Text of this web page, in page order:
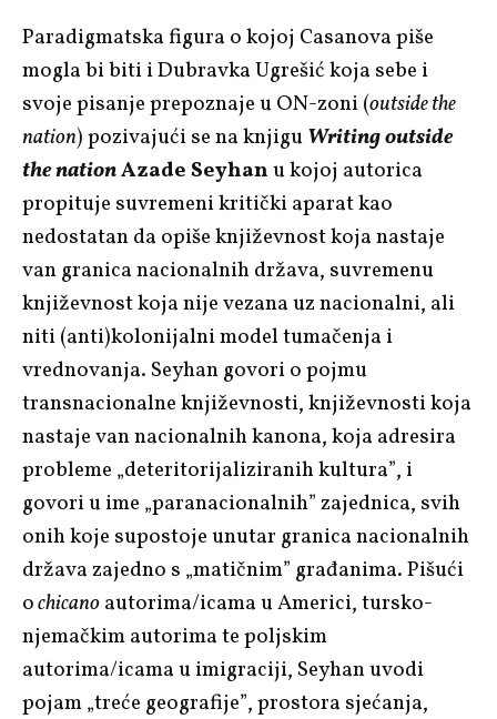
Paradigmatska figura o kojoj Casanova piše
mogla bi biti i Dubravka Ugrešić koja sebe i
svoje pisanje prepoznaje u ON-zoni (outside the
nation) pozivajući se na knjiguWriting outside
the nationAzade Seyhanu kojoj autorica
propituje suvremeni kritički aparat kao
nedostatan da opiše književnost koja nastaje
van granica nacionalnih država, suvremenu
književnost koja nije vezana uz nacionalni, ali
niti (anti)kolonijalni model tumačenja i
vrednovanja. Seyhan govori o pojmu
transnacionalne književnosti, književnosti koja
nastaje van nacionalnih kanona, koja adresira
probleme „deteritorijaliziranih kultura”, i
govori u ime „paranacionalnih” zajednica, svih
onih koje supostoje unutar granica nacionalnih
država zajedno s „matičnim” građanima. Pišući
ochicanoautorima/icama u Americi, tursko-
njemačkim autorima te poljskim
autorima/icama u imigraciji, Seyhan uvodi
pojam „treće geografije”, prostora sjećanja,